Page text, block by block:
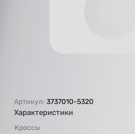
Артикул: 3737010-5320
Характеристики
Кроссы